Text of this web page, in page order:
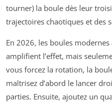
tourner) la boule dès leur
trajectoires chaotiques et des
En 2026, les boules
amplifient l’effet, mais
vous forcez la rotation, la
maîtrisez d’abord le lancer
parties. Ensuite, ajoutez un